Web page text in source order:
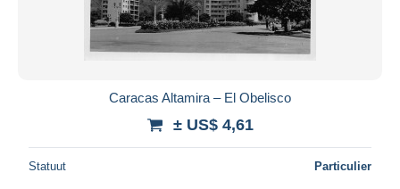
Caracas Altamira – El Obelisco
± US$ 4,61
Statuut Particulier